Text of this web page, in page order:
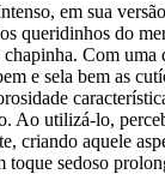
em sua
queridinhos do
Com uma
e sela bem as
Ao utilizá-lo,
criando aquele
toque sedoso